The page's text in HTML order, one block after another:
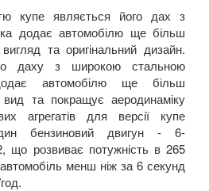
купе являється його дах з
додає автомобілю ще більш
та оригінальний дизайн.
даху з широкою стальною
автомобілю ще більш
вид та покращує аеродинаміку
агрегатів для версії купе
бензиновий двигун - 6-
що розвиває потужність в 265
автомобіль менш ніж за 6 секунд